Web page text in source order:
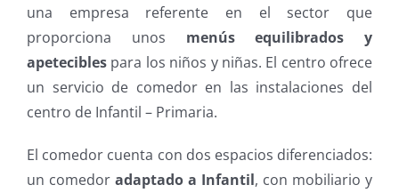
una empresa referente en el sector que
proporciona unos menús equilibrados y
apetecibles para los niños y niñas. El centro ofrece
un servicio de comedor en las instalaciones del
centro de Infantil – Primaria.
El comedor cuenta con dos espacios diferenciados:
un comedor adaptado a Infantil, con mobiliario y